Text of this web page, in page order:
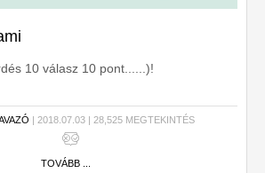
10 válasz 10 pont......)!
| 2018.07.03 | 28,525 MEGTEKINTÉS
TOVÁBB ...